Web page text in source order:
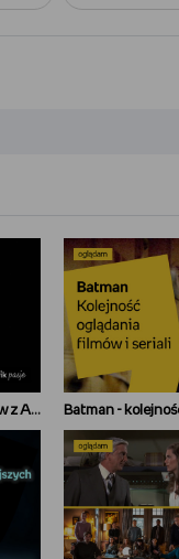
James Bond – kolejność oglądania filmów z Agentem 007 po kolei